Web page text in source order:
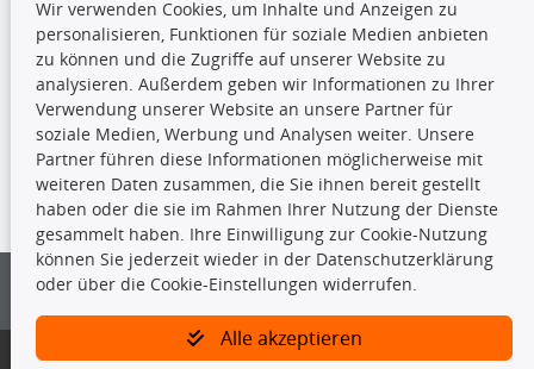
TecDoc Inside
Die hier angezeigten Daten insbesondere die gesamte Datenbank dürfen
nicht kopiert werden.
Es ist zu unterlassen, die Daten oder die gesamte Datenbank ohne
vorherige Zustimmung von TecDoc zu vervielfältigen, zu verbreiten
und/oder diese Handlungen durch Dritte ausführen zu lassen. Ein
Bitte prüfen Sie, ob das über unseren Onlineshop identifizierte Ersatzteil
Wir verwenden Cookies, um Inhalte und Anzeigen zu
personalisieren, Funktionen für soziale Medien anbieten
zu können und die Zugriffe auf unserer Website zu
analysieren. Außerdem geben wir Informationen zu Ihrer
Verwendung unserer Website an unsere Partner für
soziale Medien, Werbung und Analysen weiter. Unsere
Partner führen diese Informationen möglicherweise mit
weiteren Daten zusammen, die Sie ihnen bereit gestellt
haben oder die sie im Rahmen Ihrer Nutzung der Dienste
gesammelt haben. Ihre Einwilligung zur Cookie-Nutzung
können Sie jederzeit wieder in der Datenschutzerklärung
oder über die Cookie-Einstellungen widerrufen.
Alle akzeptieren